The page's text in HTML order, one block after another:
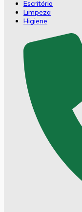
Escritório
Limpeza
Higiene